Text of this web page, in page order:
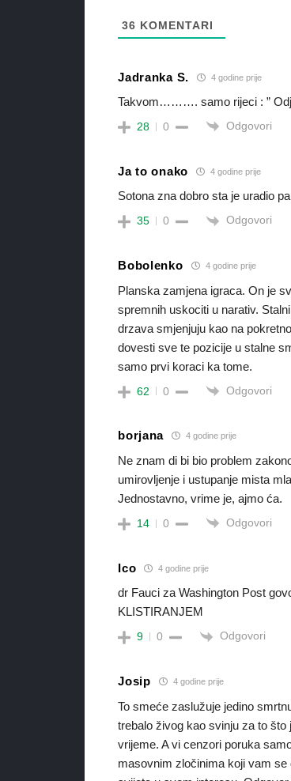
36 KOMENTARI
Jadranka S. 4 godine prije
Takvom………. samo rijeci : ”
28 0 Odgovori
Ja to onako 4 godine prije
Sotona zna dobro sta je uradio
35 0 Odgovori
Bobolenko 4 godine prije
Planska zamjena igraca. On je
spremnih uskociti u narativ.
drzava smjenjuju kao na
dovesti sve te pozicije u stalne
samo prvi koraci ka tome.
62 0 Odgovori
borjana 4 godine prije
Ne znam di bi bio problem
umirovljenje i ustupanje mista
Jednostavno, vrime je, ajmo ća.
14 0 Odgovori
Ico 4 godine prije
dr Fauci za Washington Post
KLISTIRANJEM
9 0 Odgovori
Josip 4 godine prije
To smeće zaslužuje jedino
trebalo živog kao svinju za to
vrijeme. A vi cenzori poruka
masovnim zločinima koji vam se